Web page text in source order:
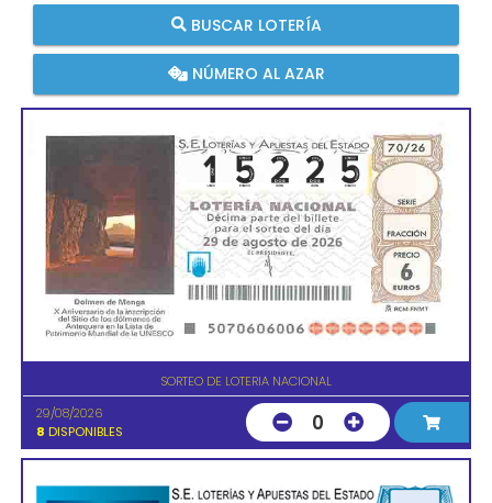
BUSCAR LOTERÍA
NÚMERO AL AZAR
SORTEO DE LOTERIA NACIONAL
29/08/2026
8 DISPONIBLES 0